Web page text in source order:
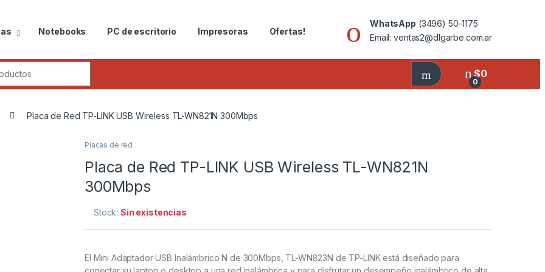
Notebooks PC de escritorio Impresoras Ofertas!
WhatsApp (3496) 50-1175
Email: ventas2@dlgarbe.com.ar
0
$0
Placa de Red TP-LINK USB Wireless TL-WN821N 300Mbps
Placas de red
Placa de Red TP-LINK USB Wireless TL-WN821N
300Mbps
Stock:Sin existencias
El Mini Adaptador USB Inalámbrico N de 300Mbps, TL-WN823N de TP-LINK está diseñado para